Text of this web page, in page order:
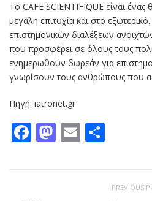
Το CAFE SCIENTIFIQUE είναι
μεγάλη επιτυχία και στο
επιστημονικών διαλέξεων
που προσφέρει σε όλους τους
ενημερωθούν δωρεάν για
γνωρίσουν τους ανθρώπους που
Πηγή: iatronet.gr
Facebook
Mastodon
Email
PREVIOUS